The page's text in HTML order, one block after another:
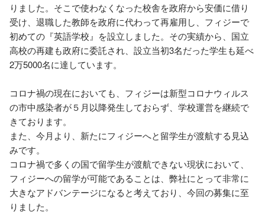
りました。そこで使わなくなった校舎を政府から安価に借り
受け、退職した教師を政府に代わって再雇用し、フィジーで
初めての『英語学校』を設立しました。その実績から、国立
高校の再建も政府に委託され、設立当初3名だった学生も延べ
2万5000名に達しています。
コロナ禍の現在においても、フィジーは新型コロナウィルス
の市中感染者が５月以降発生しておらず、学校運営を継続で
きております。
また、今月より、新たにフィジーへと留学生が渡航する見込
みです。
コロナ禍で多くの国で留学生が渡航できない現状において、
フィジーへの留学が可能であることは、弊社にとって非常に
大きなアドバンテージになると考えており、今回の募集に至
りました。